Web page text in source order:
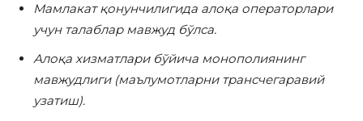
Мамлакат қонунчилигида алоқа операторлари
учун талаблар мавжуд бўлса.
Алоқа хизматлари бўйича монополиянинг
мавжудлиги (маълумотларни трансчегаравий
узатиш).